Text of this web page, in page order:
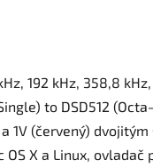
192 kHz, 358,8
to DSD512
1V (červený)
X a Linux,